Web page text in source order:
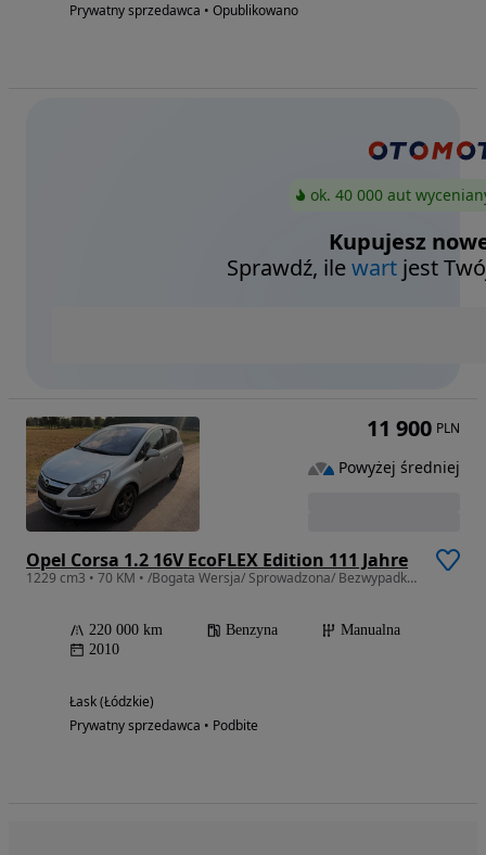
Prywatny sprzedawca • Opublikowano
ok. 40 000 aut
Kupujesz
Sprawdź, ilewart jest
Opel Corsa 1.2 16V EcoFLEX Edition 111 Jahre
1229 cm3 • 70 KM • /Bogata Wersja/ Sprowadzona/ Bezwypadkowa/
220 000 km Benzyna
Manualna
2010
Łask (Łódzkie)
Prywatny sprzedawca • Podbite
11 900 PLN
Powyżej średniej